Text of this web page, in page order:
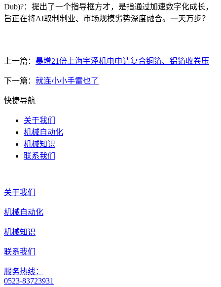
Dub)?：提出了一个指导框方才，是指通过加速数字化成长，
旨正在将AI取制制业、市场规模劣势深度融合。一天万步？
上一篇： 暴增21倍上海宇泽机电申请复合铜箔、铝箔收卷压
下一篇： 就连小小手雷也了
快捷导航
关于我们
机械自动化
机械知识
联系我们
关于我们
机械自动化
机械知识
联系我们
服务热线：
0523-83723931